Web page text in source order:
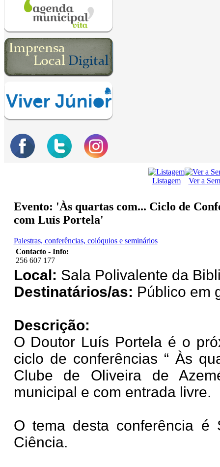
Listagem Ver a
Evento: 'Às quartas com... Ciclo de
com Luís Portela'
Palestras, conferências, colóquios e seminários
Contacto - Info:
256 607 177
Local: Sala Polivalente da
Destinatários/as: Público em
Descrição:
O Doutor Luís Portela é o
ciclo de conferências “ Às
Clube de Oliveira de
municipal e com entrada livre.
O tema desta conferência é
Ciência.